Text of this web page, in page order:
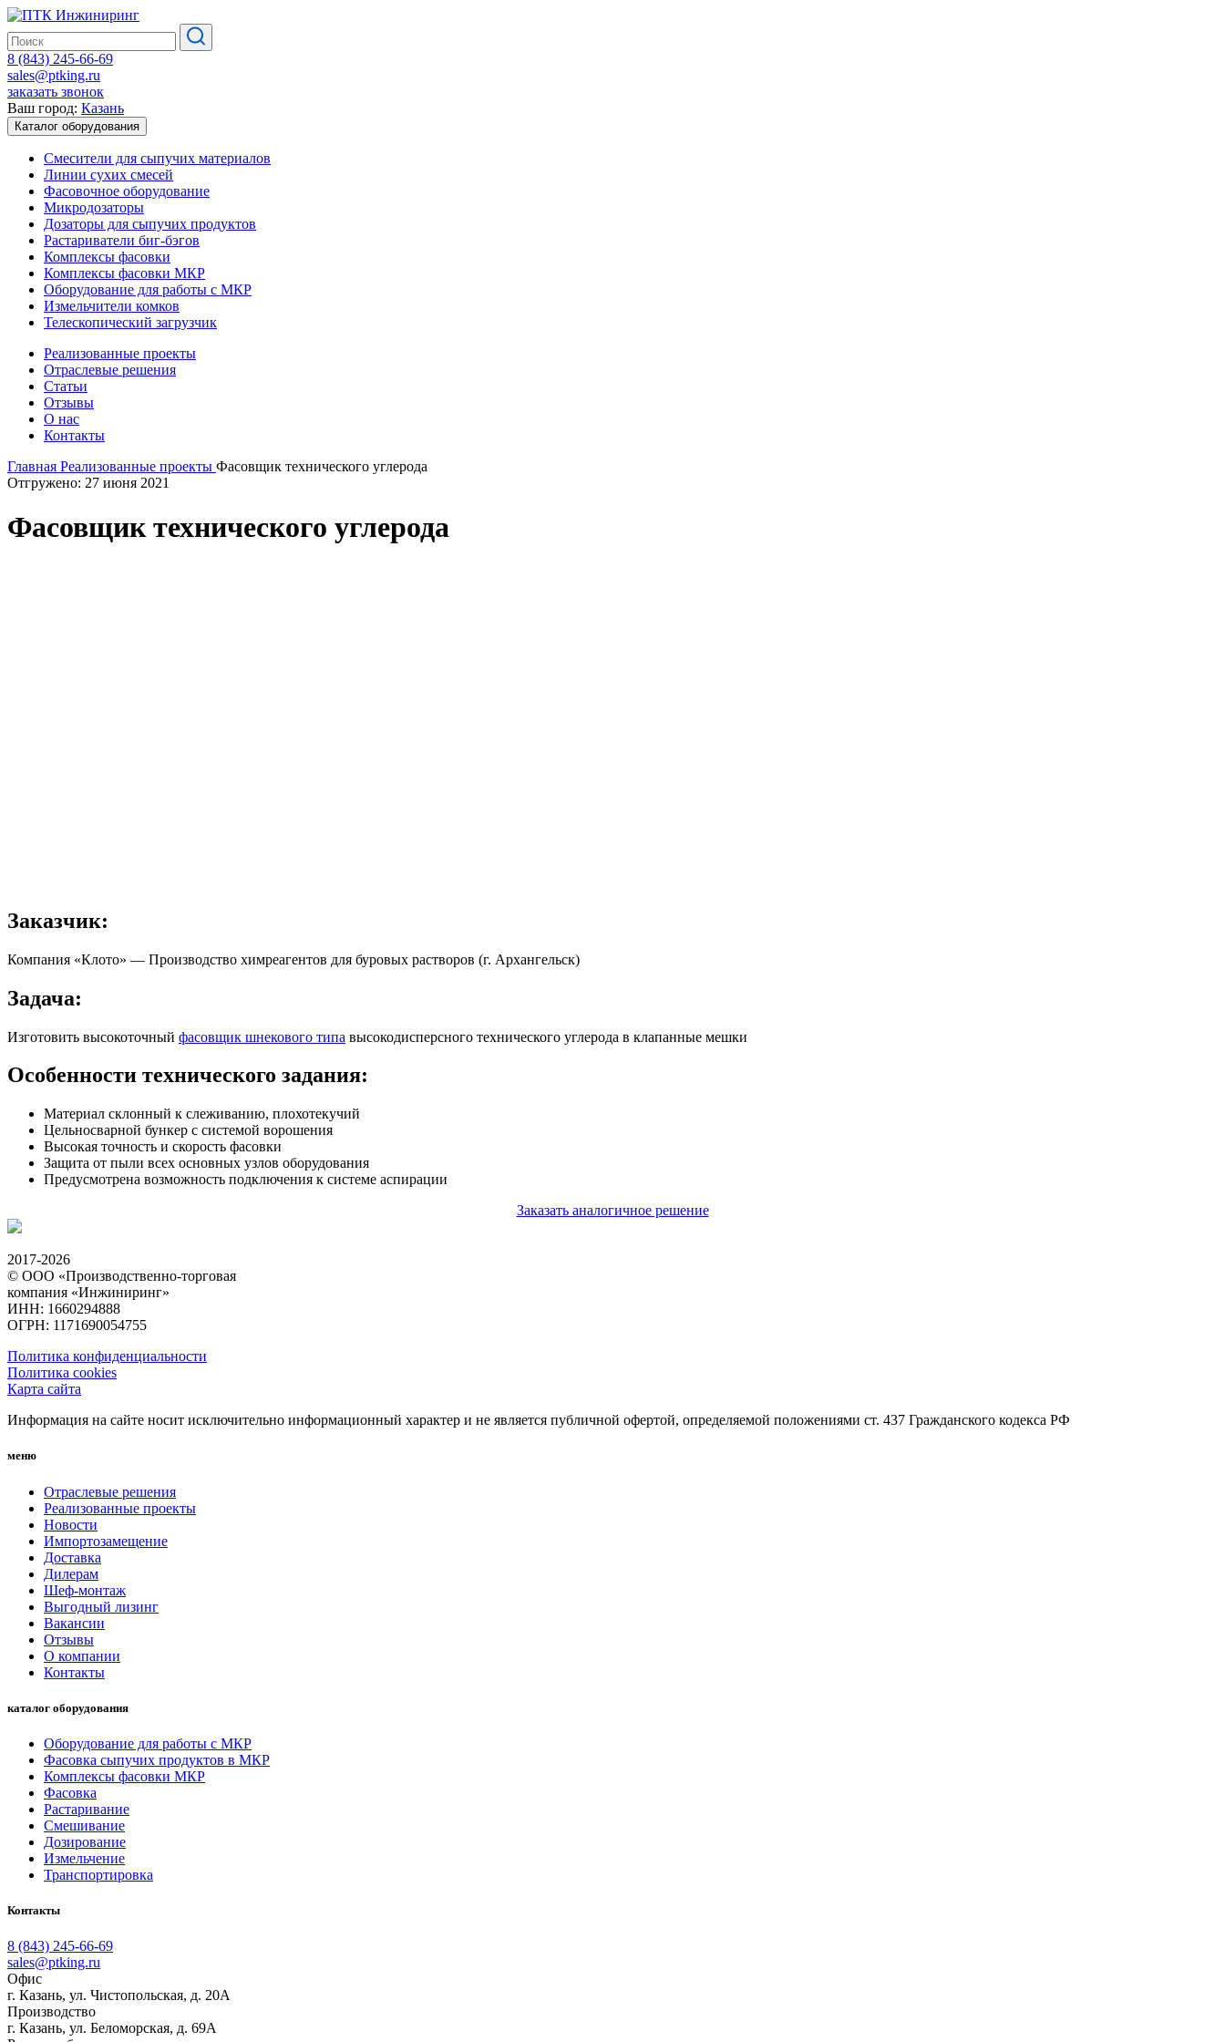
8 (843) 245-66-69
sales@ptking.ru
заказать звонок
Ваш город: Казань
Каталог оборудования
Смесители для сыпучих материалов
Линии сухих смесей
Фасовочное оборудование
Микродозаторы
Дозаторы для сыпучих продуктов
Растариватели биг-бэгов
Комплексы фасовки
Комплексы фасовки МКР
Оборудование для работы с МКР
Измельчители комков
Телескопический загрузчик
Реализованные проекты
Отраслевые решения
Статьи
Отзывы
О нас
Контакты
Главная Реализованные проекты Фасовщик технического углерода
Отгружено: 27 июня 2021
Фасовщик технического углерода
Заказчик:
Компания «Клото» — Производство химреагентов для буровых растворов (г. Архангельск)
Задача:
Изготовить высокоточный фасовщик шнекового типа высокодисперсного технического углерода в клапанные мешки
Особенности технического задания:
Материал склонный к слеживанию, плохотекучий
Цельносварной бункер с системой ворошения
Высокая точность и скорость фасовки
Защита от пыли всех основных узлов оборудования
Предусмотрена возможность подключения к системе аспирации
Заказать аналогичное решение
2017-2026
© ООО «Производственно-торговая
компания «Инжиниринг»
ИНН: 1660294888
ОГРН: 1171690054755
Политика конфиденциальности
Политика cookies
Карта сайта
Информация на сайте носит исключительно информационный характер и не является публичной офертой, определяемой положениями ст. 437 Гражданского кодекса РФ
меню
Отраслевые решения
Реализованные проекты
Новости
Импортозамещение
Доставка
Дилерам
Шеф-монтаж
Выгодный лизинг
Вакансии
Отзывы
О компании
Контакты
каталог оборудования
Оборудование для работы с МКР
Фасовка сыпучих продуктов в МКР
Комплексы фасовки МКР
Фасовка
Растаривание
Смешивание
Дозирование
Измельчение
Транспортировка
Контакты
8 (843) 245-66-69
sales@ptking.ru
Офис
г. Казань, ул. Чистопольская, д. 20А
Производство
г. Казань, ул. Беломорская, д. 69А